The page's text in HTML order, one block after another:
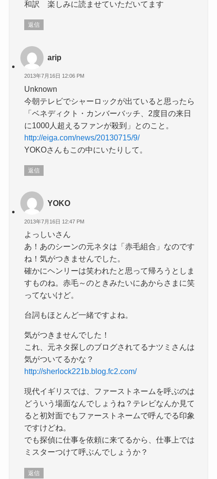
和訳 楽しみに読ませていただいてます
返信
arip
2013年7月16日 12:06 PM
Unknown
今朝テレビでシャーロックが出ていると思ったら
「ベネディクト・カンバーバッチ、2度目の来日
に1000人超えるファンが殺到」とのこと。
http://eiga.com/news/20130715/9/
YOKOさんもこの中にいたりして。
返信
YOKO
2013年7月16日 12:47 PM
よっしいさん
あ！あのシーンの元ネタは「赤毛組合」なのです
ね！気がつきませんでした。
確かにヘンリーは笑われたと思って帰ろうとしま
すものね。赤毛～のときみたいにあからさまに笑
ってないけど。
台詞もほとんど一緒ですよね。
気がつきませんでした！
これ、元ネタ探しのブログされてるナツミさんは
気がついてるかな？
http://sherlock221b.blog.fc2.com/
現代イギリスでは、ファーストネームを呼ぶのは
どういう場面なんでしょうね？テレビなんか見て
ると初対面でもファーストネームで呼んでる印象
ですけどね。
でも探偵に仕事を依頼に来てるから、仕事上では
ミスターつけて呼ぶんでしょうか？
返信